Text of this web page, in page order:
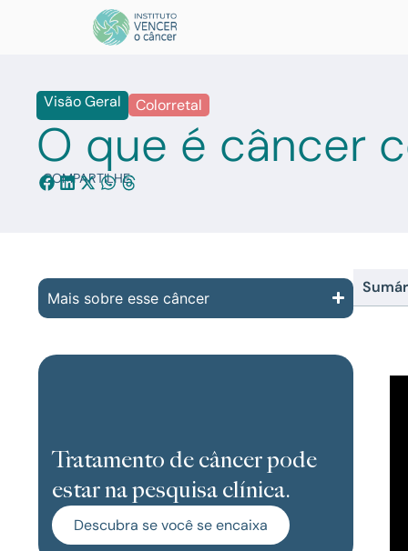
Visão Geral Colorretal
O que é câncer
COMPARTILHE:
Mais sobre esse câncer
Tratamento de câncer pode
estar na pesquisa clínica.
Descubra se você se encaixa